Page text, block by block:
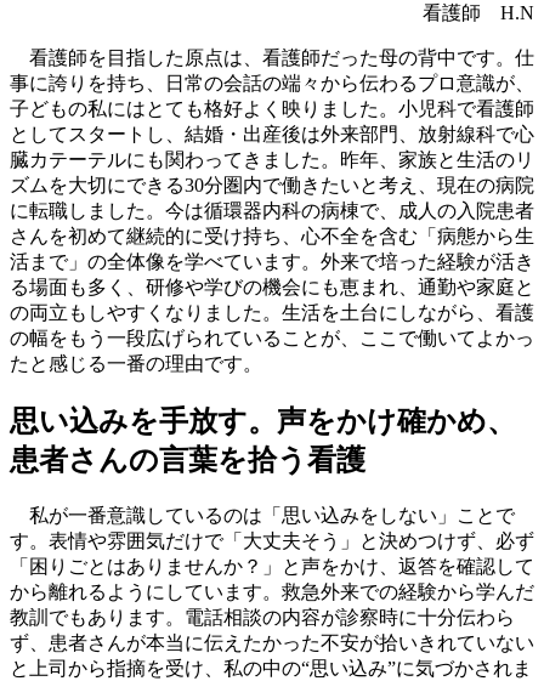
看護師 H.N
看護師を目指した原点は、看護師だった母の背中です。仕
事に誇りを持ち、日常の会話の端々から伝わるプロ意識が、
子どもの私にはとても格好よく映りました。小児科で看護師
としてスタートし、結婚・出産後は外来部門、放射線科で心
臓カテーテルにも関わってきました。昨年、家族と生活のリ
ズムを大切にできる30分圏内で働きたいと考え、現在の病院
に転職しました。今は循環器内科の病棟で、成人の入院患者
さんを初めて継続的に受け持ち、心不全を含む「病態から生
活まで」の全体像を学べています。外来で培った経験が活き
る場面も多く、研修や学びの機会にも恵まれ、通勤や家庭と
の両立もしやすくなりました。生活を土台にしながら、看護
の幅をもう一段広げられていることが、ここで働いてよかっ
たと感じる一番の理由です。
思い込みを手放す。声をかけ確かめ、
患者さんの言葉を拾う看護
私が一番意識しているのは「思い込みをしない」ことで
す。表情や雰囲気だけで「大丈夫そう」と決めつけず、必ず
「困りごとはありませんか？」と声をかけ、返答を確認して
から離れるようにしています。救急外来での経験から学んだ
教訓でもあります。電話相談の内容が診察時に十分伝わら
ず、患者さんが本当に伝えたかった不安が拾いきれていない
と上司から指摘を受け、私の中の“思い込み”に気づかされま